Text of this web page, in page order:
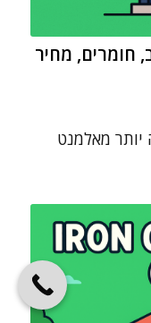
חומרים, מחיר
יותר מאלמנט